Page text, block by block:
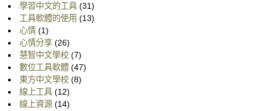
學習中文的工具 (31)
工具軟體的使用 (13)
心情 (1)
心情分享 (26)
慧智中文學校 (7)
數位工具軟體 (47)
東方中文學校 (8)
線上工具 (12)
線上資源 (14)